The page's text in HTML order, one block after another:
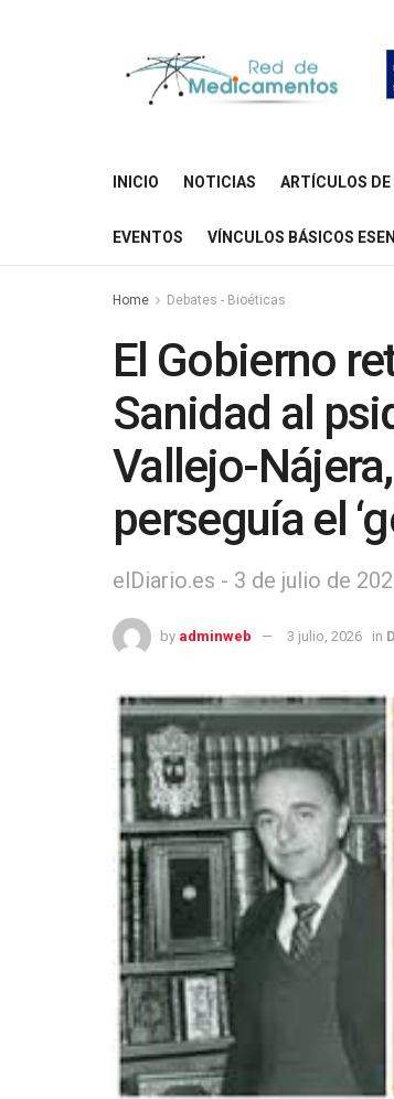
INICIO NOTICIAS ARTÍCULOS DE
EVENTOS VÍNCULOS BÁSICOS
Home Debates - Bioéticas
El Gobierno
Sanidad al
Vallejo-
perseguía el
elDiario.es - 3 de julio de
by adminweb 3 julio, 2026 in